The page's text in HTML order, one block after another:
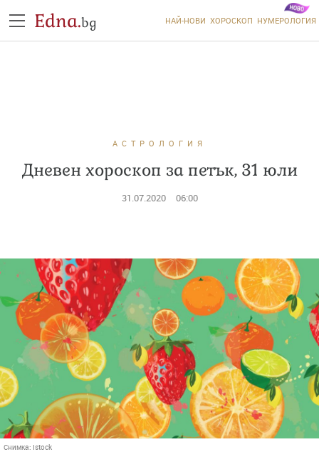
Edna.bg НАЙ-НОВИ ХОРОСКОП НУМЕРОЛОГИЯ
АСТРОЛОГИЯ
Дневен хороскоп за петък, 31 юли
31.07.2020 06:00
Снимка: Istock